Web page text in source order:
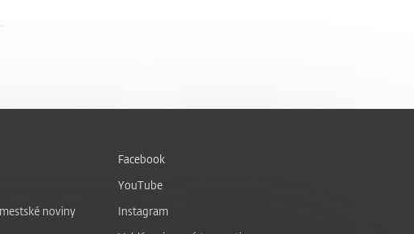
noviny
Facebook
YouTube
Instagram